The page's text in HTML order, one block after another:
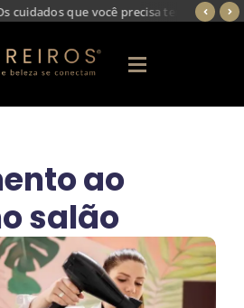
Os cuidados que você precisa ter com a progressiva: dicas para evitar danos aos cabelos
ao
salão